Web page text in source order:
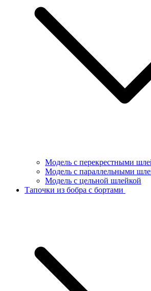
Модель с перекрестными
Модель с параллельными
Модель с цельной шлейкой
Тапочки из бобра с бортами